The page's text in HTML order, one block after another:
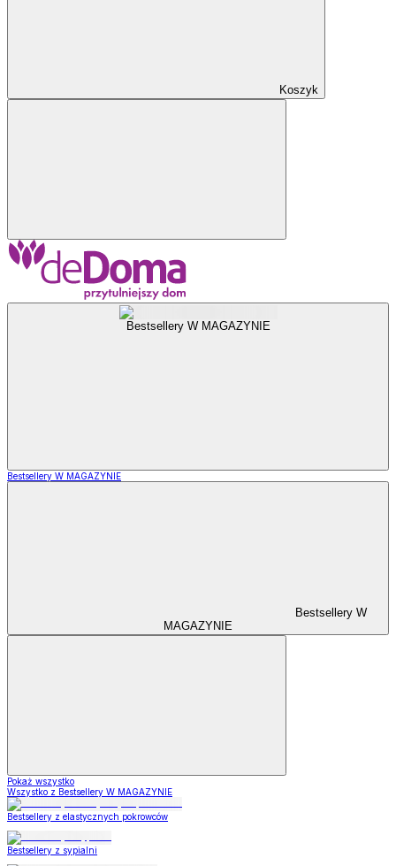
Koszyk
Bestsellery W MAGAZYNIE
Bestsellery W MAGAZYNIE
Bestsellery W
MAGAZYNIE
Pokaż wszystko
Wszystko z Bestsellery W MAGAZYNIE
Bestsellery z elastycznych pokrowców
Bestsellery z sypialni